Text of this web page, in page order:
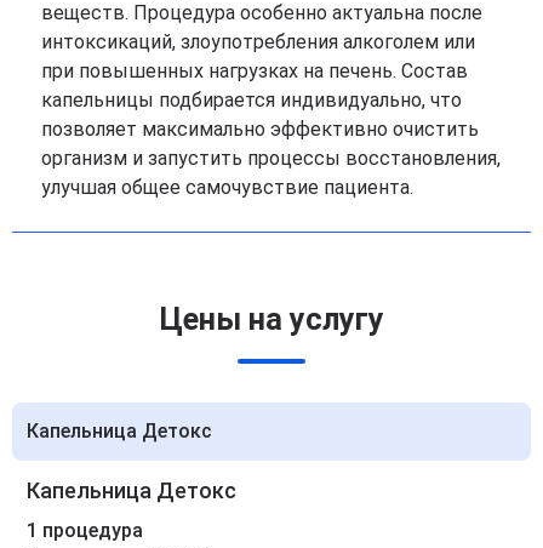
веществ. Процедура особенно актуальна после
интоксикаций, злоупотребления алкоголем или
при повышенных нагрузках на печень. Состав
капельницы подбирается индивидуально, что
позволяет максимально эффективно очистить
организм и запустить процессы восстановления,
улучшая общее самочувствие пациента.
Цены на услугу
Капельница Детокс
Капельница Детокс
1 процедура